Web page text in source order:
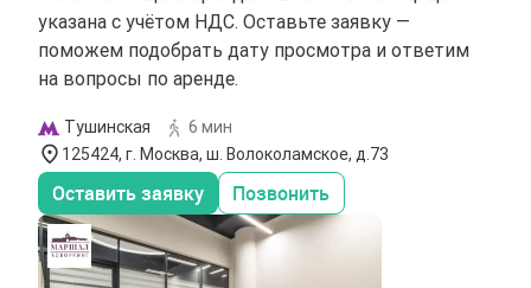
указана с учётом НДС. Оставьте заявку —
поможем подобрать дату просмотра и ответим
на вопросы по аренде.
Тушинская
6 мин
125424, г. Москва, ш. Волоколамское, д.73
Оставить заявку Позвонить